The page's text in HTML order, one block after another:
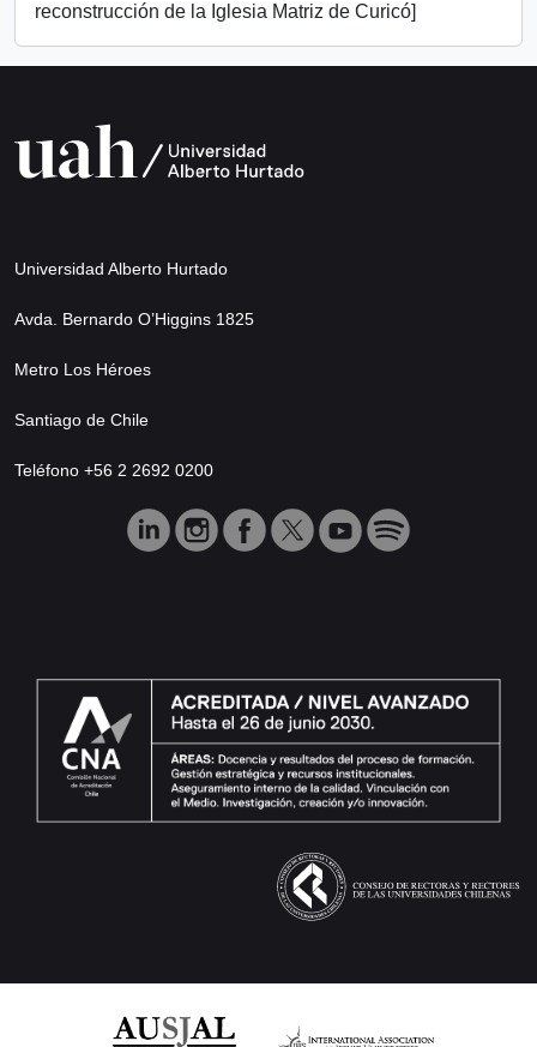
reconstrucción de la Iglesia Matriz de Curicó]
Universidad Alberto Hurtado
Avda. Bernardo O’Higgins 1825
Metro Los Héroes
Santiago de Chile
Teléfono +56 2 2692 0200